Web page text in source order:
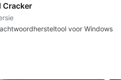
Cracker
voor Windows